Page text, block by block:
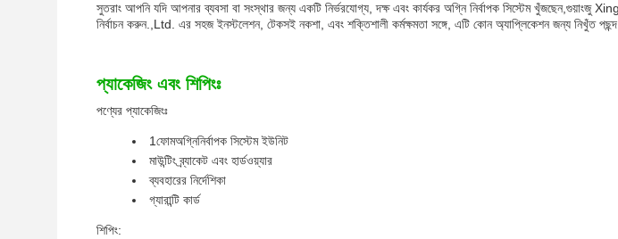
সুতরাং আপনি যদি আপনার ব্যবসা বা সংস্থার জন্য একটি নির্ভরযোগ্য, দক্ষ এবং কার্যকর অগ্নি নির্বাপক সিস্টেম খুঁজছেন,গুয়াংজু
নির্বাচন করুন.,Ltd. এর সহজ ইনস্টলেশন, টেকসই নকশা, এবং শক্তিশালী কর্মক্ষমতা সঙ্গে, এটি কোন অ্যাপ্লিকেশন জন্য নিখুঁত
প্যাকেজিং এবং শিপিংঃ
পণ্যের প্যাকেজিংঃ
1ফোমঅগ্নিনির্বাপক সিস্টেম ইউনিট
মাউন্টিং ব্র্যাকেট এবং হার্ডওয়্যার
ব্যবহারের নির্দেশিকা
গ্যারান্টি কার্ড
শিপিং: